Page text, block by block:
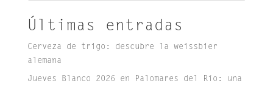
Últimas entradas
Cerveza de trigo: descubre la weissbier
alemana
Jueves Blanco 2026 en Palomares del Río: una